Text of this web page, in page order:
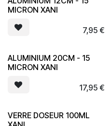
MICRON XANI
7,95€
ALUMINIUM 20CM - 15
MICRON XANI
17,95€
VERRE DOSEUR 100ML